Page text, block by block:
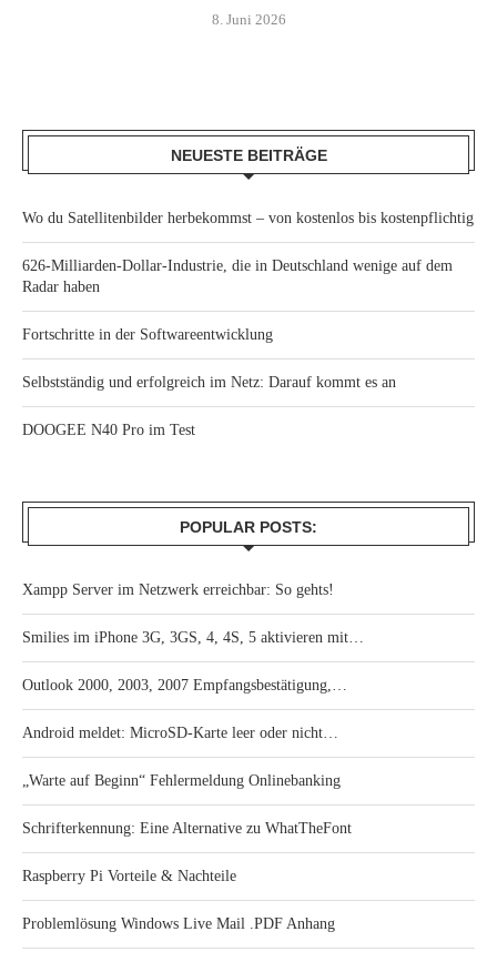
8. Juni 2026
NEUESTE BEITRÄGE
Wo du Satellitenbilder herbekommst – von kostenlos bis kostenpflichtig
626-Milliarden-Dollar-Industrie, die in Deutschland wenige auf dem
Radar haben
Fortschritte in der Softwareentwicklung
Selbstständig und erfolgreich im Netz: Darauf kommt es an
DOOGEE N40 Pro im Test
POPULAR POSTS:
Xampp Server im Netzwerk erreichbar: So gehts!
Smilies im iPhone 3G, 3GS, 4, 4S, 5 aktivieren mit…
Outlook 2000, 2003, 2007 Empfangsbestätigung,…
Android meldet: MicroSD-Karte leer oder nicht…
„Warte auf Beginn“ Fehlermeldung Onlinebanking
Schrifterkennung: Eine Alternative zu WhatTheFont
Raspberry Pi Vorteile & Nachteile
Problemlösung Windows Live Mail .PDF Anhang